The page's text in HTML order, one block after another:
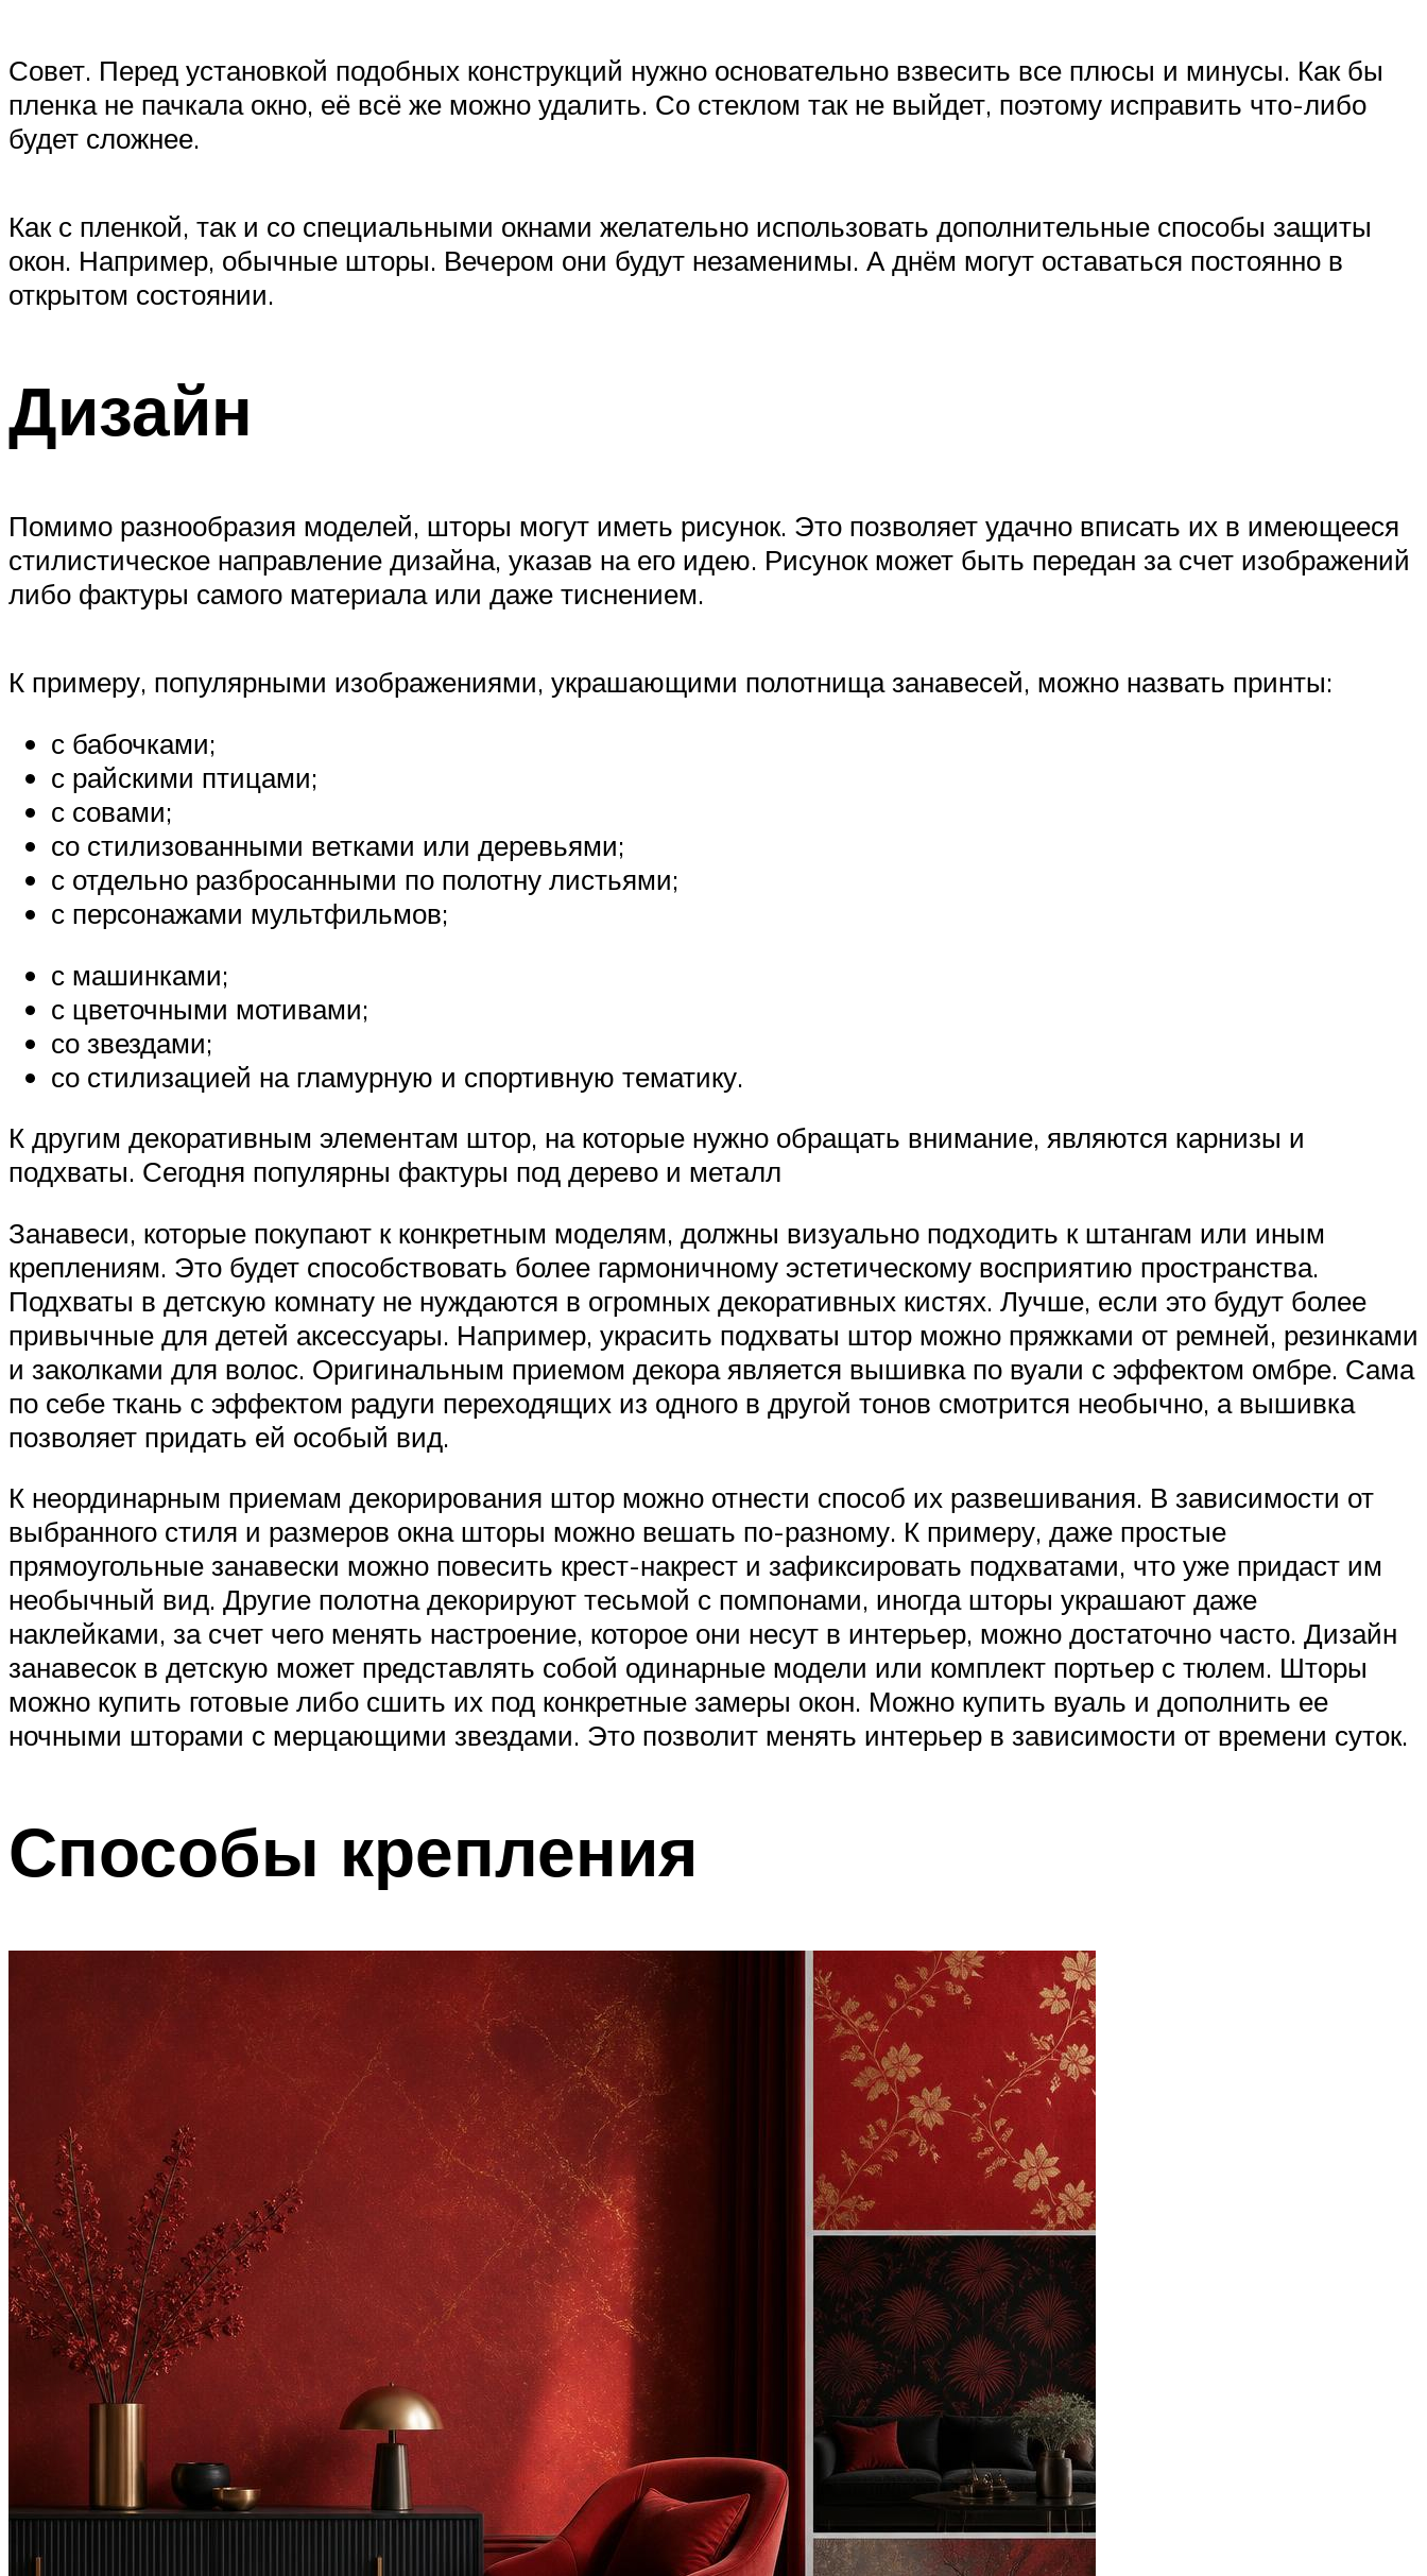
Совет. Перед установкой подобных конструкций нужно основательно взвесить все плюсы и минусы. Как бы
пленка не пачкала окно, её всё же можно удалить. Со стеклом так не выйдет, поэтому исправить что-либо
будет сложнее.
Как с пленкой, так и со специальными окнами желательно использовать дополнительные способы защиты
окон. Например, обычные шторы. Вечером они будут незаменимы. А днём могут оставаться постоянно в
открытом состоянии.
Дизайн
Помимо разнообразия моделей, шторы могут иметь рисунок. Это позволяет удачно вписать их в имеющееся
стилистическое направление дизайна, указав на его идею. Рисунок может быть передан за счет изображений
либо фактуры самого материала или даже тиснением.
К примеру, популярными изображениями, украшающими полотнища занавесей, можно назвать принты:
с бабочками;
с райскими птицами;
с совами;
со стилизованными ветками или деревьями;
с отдельно разбросанными по полотну листьями;
с персонажами мультфильмов;
с машинками;
с цветочными мотивами;
со звездами;
со стилизацией на гламурную и спортивную тематику.
К другим декоративным элементам штор, на которые нужно обращать внимание, являются карнизы и
подхваты. Сегодня популярны фактуры под дерево и металл
Занавеси, которые покупают к конкретным моделям, должны визуально подходить к штангам или иным
креплениям. Это будет способствовать более гармоничному эстетическому восприятию пространства.
Подхваты в детскую комнату не нуждаются в огромных декоративных кистях. Лучше, если это будут более
привычные для детей аксессуары. Например, украсить подхваты штор можно пряжками от ремней, резинками
и заколками для волос. Оригинальным приемом декора является вышивка по вуали с эффектом омбре. Сама
по себе ткань с эффектом радуги переходящих из одного в другой тонов смотрится необычно, а вышивка
позволяет придать ей особый вид.
К неординарным приемам декорирования штор можно отнести способ их развешивания. В зависимости от
выбранного стиля и размеров окна шторы можно вешать по-разному. К примеру, даже простые
прямоугольные занавески можно повесить крест-накрест и зафиксировать подхватами, что уже придаст им
необычный вид. Другие полотна декорируют тесьмой с помпонами, иногда шторы украшают даже
наклейками, за счет чего менять настроение, которое они несут в интерьер, можно достаточно часто. Дизайн
занавесок в детскую может представлять собой одинарные модели или комплект портьер с тюлем. Шторы
можно купить готовые либо сшить их под конкретные замеры окон. Можно купить вуаль и дополнить ее
ночными шторами с мерцающими звездами. Это позволит менять интерьер в зависимости от времени суток.
Способы крепления